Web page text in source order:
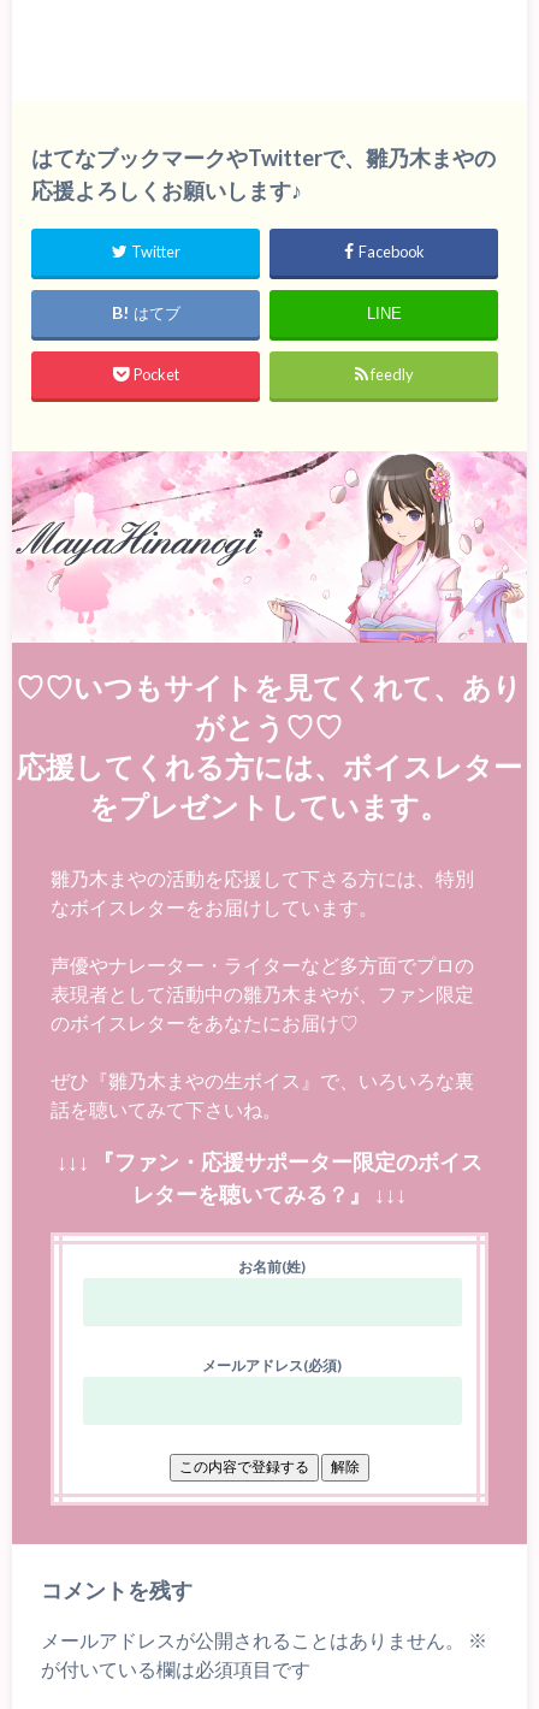
はてなブックマークやTwitterで、雛乃木まやの
応援よろしくお願いします♪
Twitter Facebook
はてブ LINE
Pocket feedly
♡♡いつもサイトを見てくれて、あり
がとう♡♡
応援してくれる方には、ボイスレター
をプレゼントしています。
雛乃木まやの活動を応援して下さる方には、特別
なボイスレターをお届けしています。
声優やナレーター・ライターなど多方面でプロの
表現者として活動中の雛乃木まやが、ファン限定
のボイスレターをあなたにお届け♡
ぜひ『雛乃木まやの生ボイス』で、いろいろな裏
話を聴いてみて下さいね。
↓↓↓ 『ファン・応援サポーター限定のボイス
レターを聴いてみる？』 ↓↓↓
お名前(姓)
メールアドレス(必須)
コメントを残す
メールアドレスが公開されることはありません。
※
が付いている欄は必須項目です